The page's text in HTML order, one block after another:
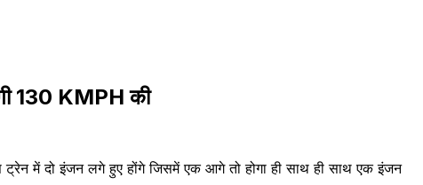
130 KMPH की
में दो इंजन लगे हुए होंगे जिसमें एक आगे तो होगा ही साथ ही साथ एक इंजन